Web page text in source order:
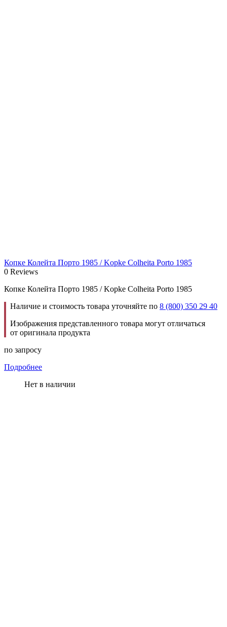
Копке Колейта Порто 1985 / Kopke Colheita Porto 1985
0 Reviews
Копке Колейта Порто 1985 / Kopke Colheita Porto 1985
Наличие и стоимость товара уточняйте по 8 (800) 350 29 40
Изображения представленного товара могут отличаться
от оригинала продукта
по запросу
Подробнее
Нет в наличии